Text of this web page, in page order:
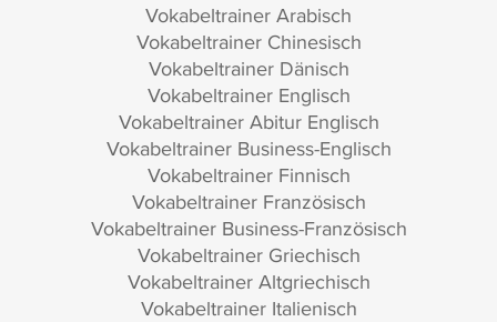
Vokabeltrainer Arabisch
Vokabeltrainer Chinesisch
Vokabeltrainer Dänisch
Vokabeltrainer Englisch
Vokabeltrainer Abitur Englisch
Vokabeltrainer Business-Englisch
Vokabeltrainer Finnisch
Vokabeltrainer Französisch
Vokabeltrainer Business-Französisch
Vokabeltrainer Griechisch
Vokabeltrainer Altgriechisch
Vokabeltrainer Italienisch